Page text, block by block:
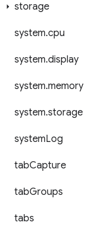
storage
system.cpu
system.display
system.memory
system.storage
systemLog
tabCapture
tabGroups
tabs